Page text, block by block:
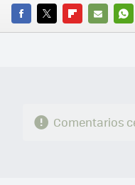
FACEBOOK
TWITTERFLIPBOARD
E-
Comentarios